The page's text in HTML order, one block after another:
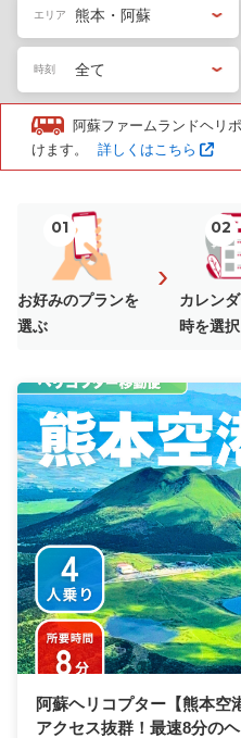
阿蘇ファームランドヘリ
けます。
詳しくはこちら
01
お好みのプランを
選ぶ
›
02
カレン
時を選択
阿蘇ヘリコプター【熊本空
アクセス抜群！最速8分のヘ